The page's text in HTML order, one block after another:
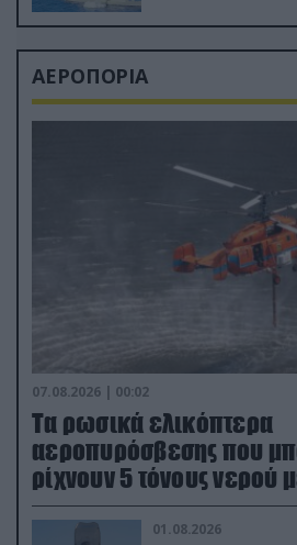
ΑΕΡΟΠΟΡΙΑ
07.08.2026 | 00:02
Τα ρωσικά ελικόπτερα
αεροπυρόσβεσης που
ρίχνουν 5 τόνους νερού
01.08.2026